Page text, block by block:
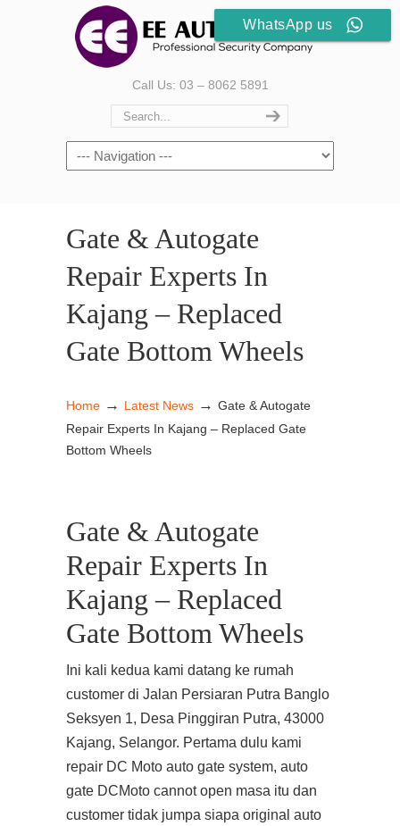
Call Us: 03 – 8062 5891
Gate & Autogate
Repair Experts In
Kajang – Replaced
Gate Bottom Wheels
Home → Latest News → Gate & Autogate
Repair Experts In Kajang – Replaced Gate
Bottom Wheels
Gate & Autogate
Repair Experts In
Kajang – Replaced
Gate Bottom Wheels
Ini kali kedua kami datang ke rumah
customer di Jalan Persiaran Putra Banglo
Seksyen 1, Desa Pinggiran Putra, 43000
Kajang, Selangor. Pertama dulu kami
repair DC Moto auto gate system, auto
gate DCMoto cannot open masa itu dan
customer tidak jumpa siapa original auto
WhatsApp us